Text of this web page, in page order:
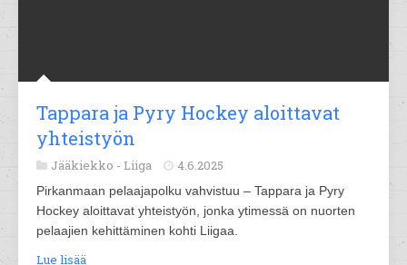
Tappara ja Pyry Hockey aloittavat
yhteistyön
Jääkiekko - Liiga 4.6.2025
Pirkanmaan pelaajapolku vahvistuu – Tappara ja Pyry
Hockey aloittavat yhteistyön, jonka ytimessä on nuorten
pelaajien kehittäminen kohti Liigaa.
Lue lisää